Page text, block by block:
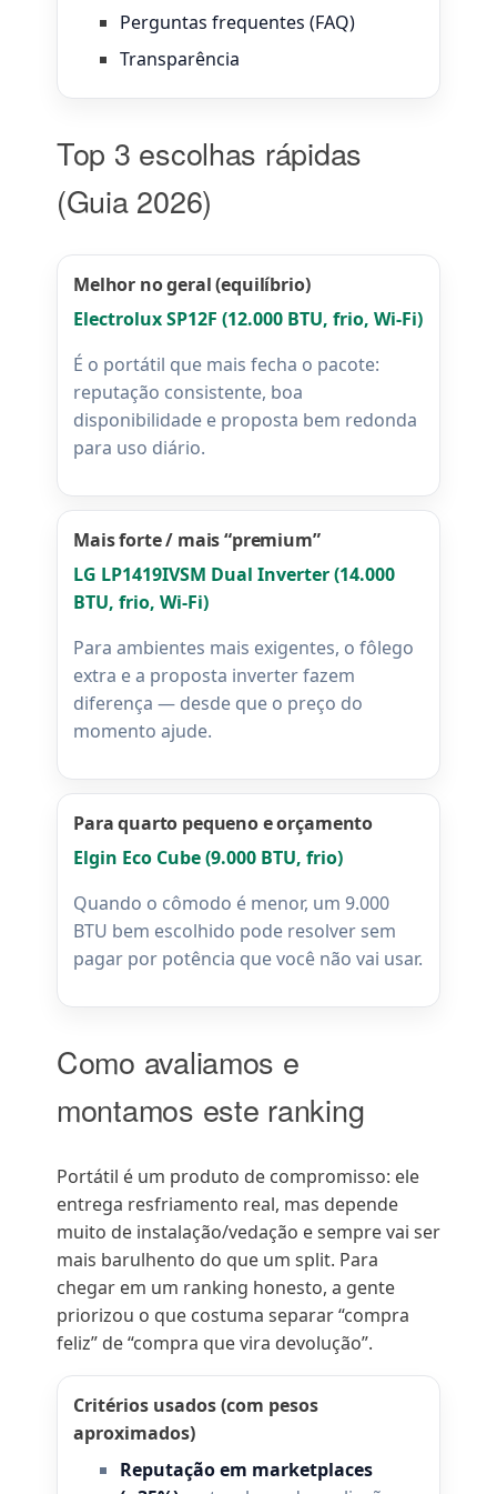
Perguntas frequentes (FAQ)
Transparência
Top 3 escolhas rápidas
(Guia 2026)
Melhor no geral (equilíbrio)
Electrolux SP12F (12.000 BTU, frio, Wi-Fi)
É o portátil que mais fecha o pacote:
reputação consistente, boa
disponibilidade e proposta bem redonda
para uso diário.
Mais forte / mais “premium”
LG LP1419IVSM Dual Inverter (14.000
BTU, frio, Wi-Fi)
Para ambientes mais exigentes, o fôlego
extra e a proposta inverter fazem
diferença — desde que o preço do
momento ajude.
Para quarto pequeno e orçamento
Elgin Eco Cube (9.000 BTU, frio)
Quando o cômodo é menor, um 9.000
BTU bem escolhido pode resolver sem
pagar por potência que você não vai usar.
Como avaliamos e
montamos este ranking
Portátil é um produto de compromisso: ele
entrega resfriamento real, mas depende
muito de instalação/vedação e sempre vai ser
mais barulhento do que um split. Para
chegar em um ranking honesto, a gente
priorizou o que costuma separar “compra
feliz” de “compra que vira devolução”.
Critérios usados (com pesos
aproximados)
Reputação em marketplaces